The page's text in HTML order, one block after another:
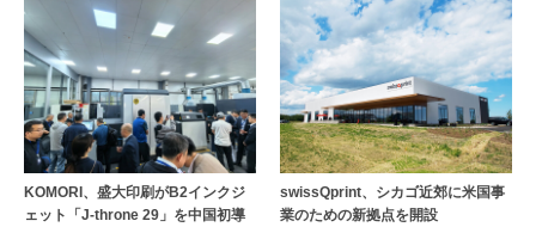
KOMORI、盛大印刷がB2インクジ
ェット「J-throne 29」を中国初導
swissQprint、シカゴ近郊に⽶国事
業のための新拠点を開設